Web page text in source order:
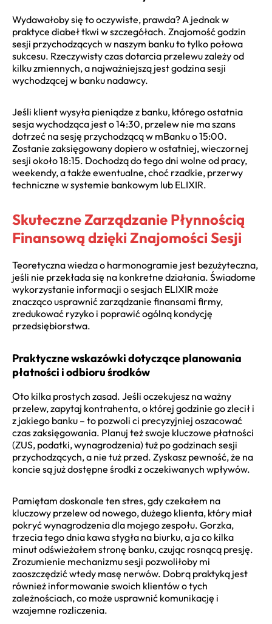
Wydawałoby się to oczywiste, prawda? A jednak w
praktyce diabeł tkwi w szczegółach. Znajomość godzin
sesji przychodzących w naszym banku to tylko połowa
sukcesu. Rzeczywisty czas dotarcia przelewu zależy od
kilku zmiennych, a najważniejszą jest godzina sesji
wychodzącej w banku nadawcy.
Jeśli klient wysyła pieniądze z banku, którego ostatnia
sesja wychodząca jest o 14:30, przelew nie ma szans
dotrzeć na sesję przychodzącą w mBanku o 15:00.
Zostanie zaksięgowany dopiero w ostatniej, wieczornej
sesji około 18:15. Dochodzą do tego dni wolne od pracy,
weekendy, a także ewentualne, choć rzadkie, przerwy
techniczne w systemie bankowym lub ELIXIR.
Skuteczne Zarządzanie Płynnością
Finansową dzięki Znajomości Sesji
Teoretyczna wiedza o harmonogramie jest bezużyteczna,
jeśli nie przekłada się na konkretne działania. Świadome
wykorzystanie informacji o sesjach ELIXIR może
znacząco usprawnić zarządzanie finansami firmy,
zredukować ryzyko i poprawić ogólną kondycję
przedsiębiorstwa.
Praktyczne wskazówki dotyczące planowania
płatności i odbioru środków
Oto kilka prostych zasad. Jeśli oczekujesz na ważny
przelew, zapytaj kontrahenta, o której godzinie go zlecił i
z jakiego banku – to pozwoli ci precyzyjniej oszacować
czas zaksięgowania. Planuj też swoje kluczowe płatności
(ZUS, podatki, wynagrodzenia) tuż po godzinach sesji
przychodzących, a nie tuż przed. Zyskasz pewność, że na
koncie są już dostępne środki z oczekiwanych wpływów.
Pamiętam doskonale ten stres, gdy czekałem na
kluczowy przelew od nowego, dużego klienta, który miał
pokryć wynagrodzenia dla mojego zespołu. Gorzka,
trzecia tego dnia kawa stygła na biurku, a ja co kilka
minut odświeżałem stronę banku, czując rosnącą presję.
Zrozumienie mechanizmu sesji pozwoliłoby mi
zaoszczędzić wtedy masę nerwów. Dobrą praktyką jest
również informowanie swoich klientów o tych
zależnościach, co może usprawnić komunikację i
wzajemne rozliczenia.